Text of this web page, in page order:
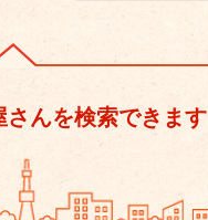
さんを検索できます